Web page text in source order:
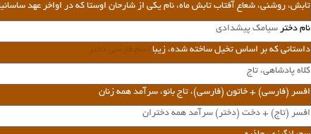
تابش، روشنی، شعاع آفتاب تابش ماه، نام یکی از شارحان اوستا که در اواخر عهد
نام دختر سیامک پیشدادی
داستانی که بر اساس تخیل ساخته شده، زیبا اسم فارسی دختر
کلاه پادشاهی، تاج
افسر (فارسی) + خاتون (فارسی)، تاج بانو، سر‌آمد همه زنان
افسر (تاج) + دخت (دختر) سرآمد همه دختران